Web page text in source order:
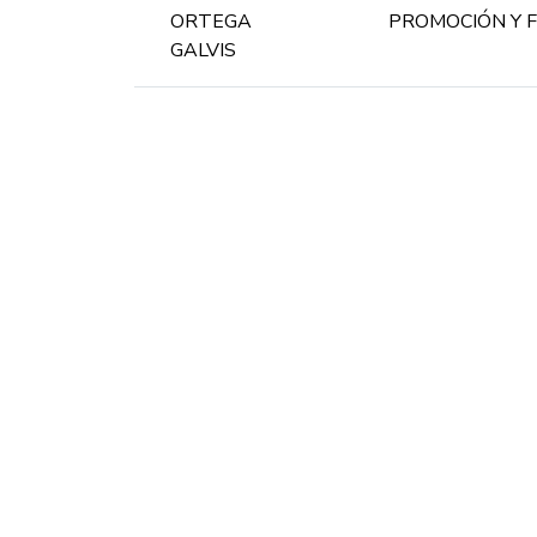
ORTEGA
GALVIS
PROMOCIÓN Y